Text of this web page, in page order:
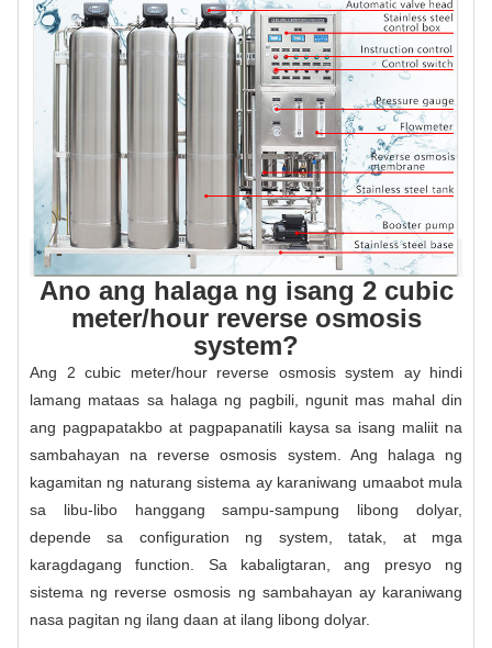
Ano ang halaga ng isang 2 cubic
meter/hour reverse osmosis
system?
Ang 2 cubic meter/hour reverse osmosis system ay hindi
lamang mataas sa halaga ng pagbili, ngunit mas mahal din
ang pagpapatakbo at pagpapanatili kaysa sa isang maliit na
sambahayan na reverse osmosis system. Ang halaga ng
kagamitan ng naturang sistema ay karaniwang umaabot mula
sa libu-libo hanggang sampu-sampung libong dolyar,
depende sa configuration ng system, tatak, at mga
karagdagang function. Sa kabaligtaran, ang presyo ng
sistema ng reverse osmosis ng sambahayan ay karaniwang
nasa pagitan ng ilang daan at ilang libong dolyar.